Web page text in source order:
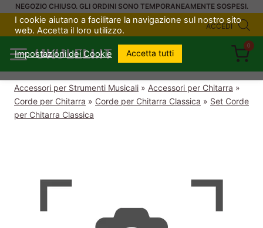
SaltaNEGOZIO CHIUSO. GLI ORDINI SONO TEMPORANEAMENTE SOSPESI.
ACCEDI
UKULELI.IT
0
Accessori per Strumenti Musicali » Accessori per Chitarra »
Corde per Chitarra » Corde per Chitarra Classica » Set Corde
per Chitarra Classica
I cookie aiutano a facilitare la navigazione sul nostro sito
web. Accetta il loro utilizzo.
Impostazioni dei Cookie Accetta tutti